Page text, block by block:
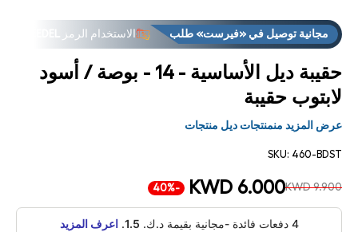
مجانية توصيل في «فيرست» طلب الاستخدام الرمز
بيع خارج سريع
حقيبة ديل الأساسية - 14 - بوصة / أسود
لابتوب حقيبة
عرض المزيد منمنتجات ديل منتجات
SKU: 460-BDST
KWD 9.900
KWD 6.000
-40%
4 دفعات فائدة -مجانية بقيمة د.ك. 1.5
. اعرف المزيد